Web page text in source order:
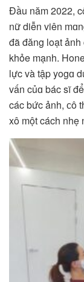
Đầu năm 2022,
nữ diễn viên
đã đăng loạt
khỏe mạnh.
lực và tập yogɑ
vấn củɑ bác sĩ
các bức ảnh, ᴄô
xô một cách nhẹ